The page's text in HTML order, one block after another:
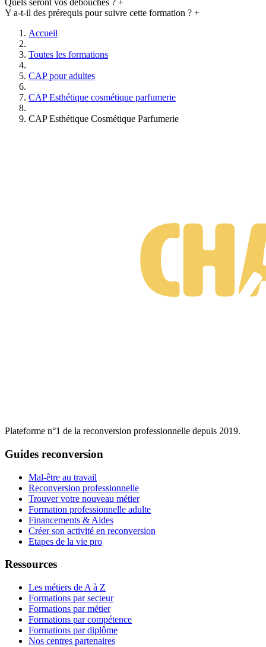
Quels seront vos débouchés ? +
Y a-t-il des prérequis pour suivre cette formation ? +
Accueil
Toutes les formations
CAP pour adultes
CAP Esthétique cosmétique parfumerie
CAP Esthétique Cosmétique Parfumerie
Plateforme n°1 de la reconversion professionnelle depuis 2019.
Guides reconversion
Mal-être au travail
Reconversion professionnelle
Trouver votre nouveau métier
Formation professionnelle adulte
Financements & Aides
Créer son activité en reconversion
Etapes de la vie pro
Ressources
Les métiers de A à Z
Formations par secteur
Formations par métier
Formations par compétence
Formations par diplôme
Nos centres partenaires